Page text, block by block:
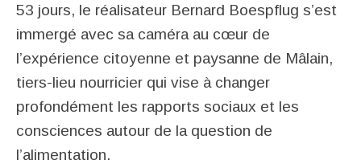
53 jours, le réalisateur Bernard Boespflug s’est
immergé avec sa caméra au cœur de
l’expérience citoyenne et paysanne de Mâlain,
tiers-lieu nourricier qui vise à changer
profondément les rapports sociaux et les
consciences autour de la question de
l’alimentation.